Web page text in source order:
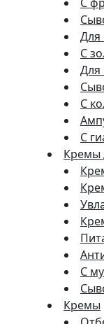
С
Для
С
Для
С
С
Кремы
С
Кремы